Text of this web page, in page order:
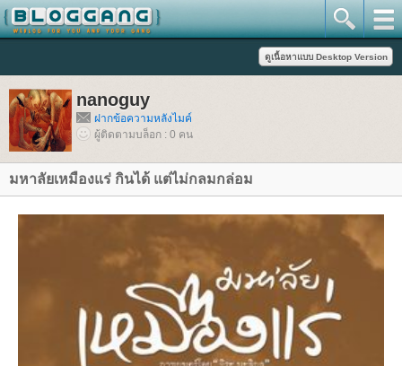
nanoguy
ฝากข้อความหลังไมค์
ผู้ติดตามบล็อก : 0 คน
มหาลัยเหมืองแร่ กินได้ แต่ไม่กลมกล่อม